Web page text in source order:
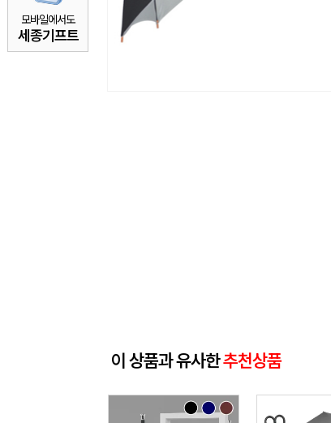
모바일에서도
세종기프트
이 상품과 유사한추천상품